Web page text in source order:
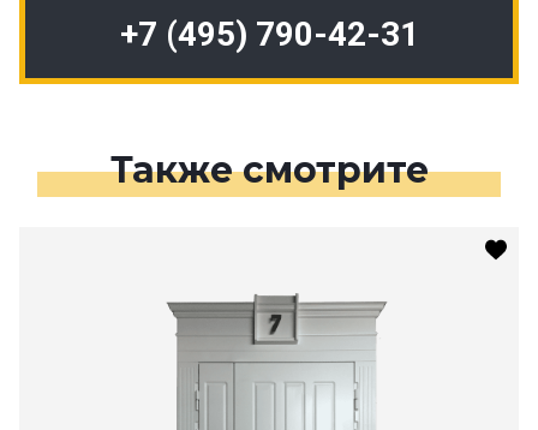
+7 (495) 790-42-31
Также смотрите